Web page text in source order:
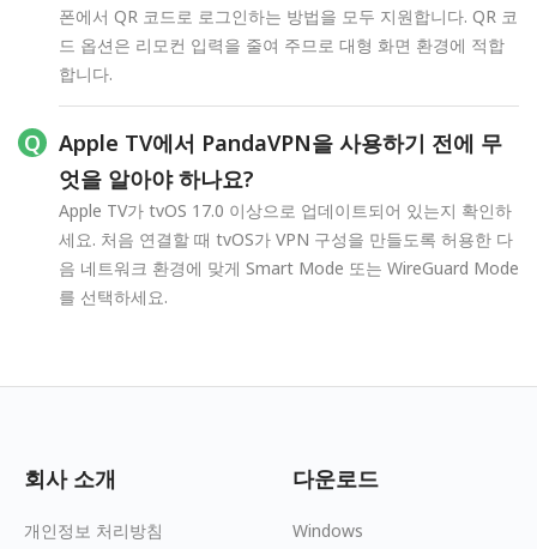
폰에서 QR 코드로 로그인하는 방법을 모두 지원합니다. QR 코
드 옵션은 리모컨 입력을 줄여 주므로 대형 화면 환경에 적합
합니다.
Apple TV에서 PandaVPN을 사용하기 전에 무
엇을 알아야 하나요?
Apple TV가 tvOS 17.0 이상으로 업데이트되어 있는지 확인하
세요. 처음 연결할 때 tvOS가 VPN 구성을 만들도록 허용한 다
음 네트워크 환경에 맞게 Smart Mode 또는 WireGuard Mode
를 선택하세요.
회사 소개
개인정보 처리방침
다운로드
Windows